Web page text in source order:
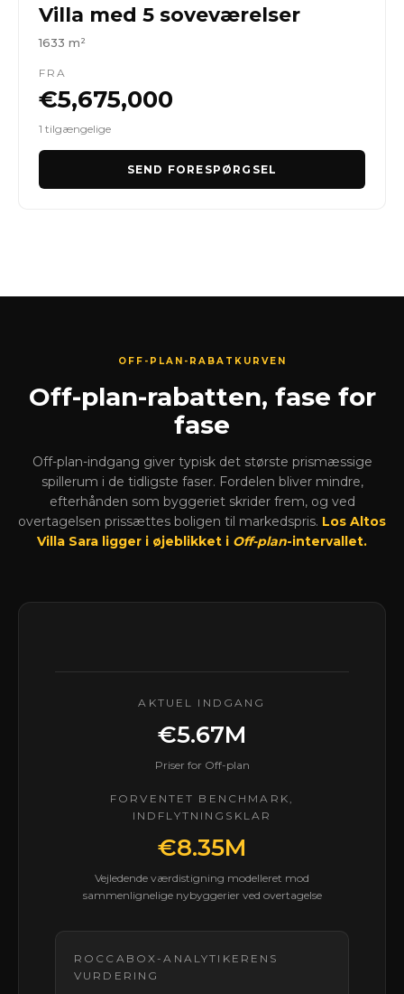
Villa med 5 soveværelser
1633 m²
FRA
€5,675,000
1 tilgængelige
SEND FORESPØRGSEL
OFF-PLAN-RABATKURVEN
Off-plan-rabatten, fase for
fase
Off-plan-indgang giver typisk det største prismæssige
spillerum i de tidligste faser. Fordelen bliver mindre,
efterhånden som byggeriet skrider frem, og ved
overtagelsen prissættes boligen til markedspris. Los Altos
Villa Sara ligger i øjeblikket i Off-plan-intervallet.
AKTUEL INDGANG
€5.67M
Priser for Off-plan
FORVENTET BENCHMARK,
INDFLYTNINGSKLAR
€8.35M
Vejledende værdistigning modelleret mod
sammenlignelige nybyggerier ved overtagelse
ROCCABOX-ANALYTIKERENS
VURDERING